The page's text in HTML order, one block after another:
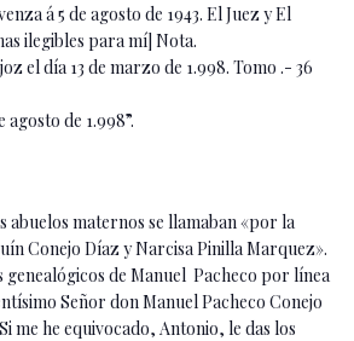
á 5 de agosto de 1943. El Juez y El
ilegibles para mí] Nota.
el día 13 de marzo de 1.998. Tomo .- 36
de 1.998”.
abuelos maternos se llamaban «por la
Conejo Díaz y Narcisa Pinilla Marquez».
genealógicos de Manuel Pacheco por línea
Señor don Manuel Pacheco Conejo
me he equivocado, Antonio, le das los